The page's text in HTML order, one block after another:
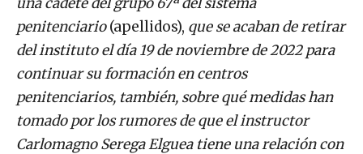
penitenciario(apellidos), que se acaban de retirar
del instituto el día 19 de noviembre de 2022 para
continuar su formación en centros
penitenciarios, también, sobre qué medidas han
tomado por los rumores de que el instructor
Carlomagno Serega Elguea tiene una relación con